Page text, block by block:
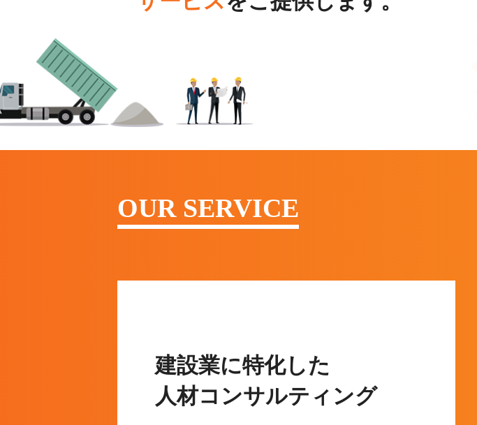
OUR SERVICE
建設業に特化した
人材コンサルティング